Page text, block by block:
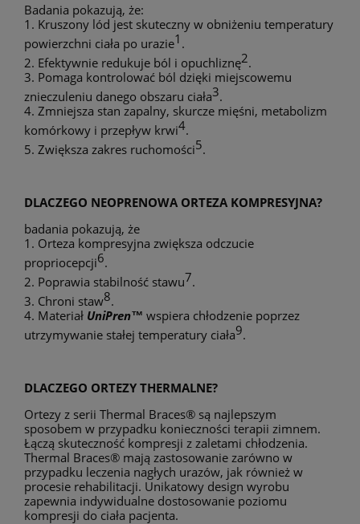
Badania pokazują, że:
1. Kruszony lód jest skuteczny w obniżeniu temperatury
powierzchni ciała po urazie1 .
2. Efektywnie redukuje ból i opuchliznę2.
3. Pomaga kontrolować ból dzięki miejscowemu
znieczuleniu danego obszaru ciała3.
4. Zmniejsza stan zapalny, skurcze mięśni, metabolizm
komórkowy i przepływ krwi4.
5. Zwiększa zakres ruchomości5.
DLACZEGO NEOPRENOWA ORTEZA KOMPRESYJNA?
badania pokazują, że
1. Orteza kompresyjna zwiększa odczucie
propriocepcji6.
2. Poprawia stabilność stawu7.
3. Chroni staw8.
4. Materiał UniPren™ wspiera chłodzenie poprzez
utrzymywanie stałej temperatury ciała9.
DLACZEGO ORTEZY THERMALNE?
Ortezy z serii Thermal Braces® są najlepszym
sposobem w przypadku konieczności terapii zimnem.
Łączą skuteczność kompresji z zaletami chłodzenia.
Thermal Braces® mają zastosowanie zarówno w
przypadku leczenia nagłych urazów, jak również w
procesie rehabilitacji. Unikatowy design wyrobu
zapewnia indywidualne dostosowanie poziomu
kompresji do ciała pacjenta.